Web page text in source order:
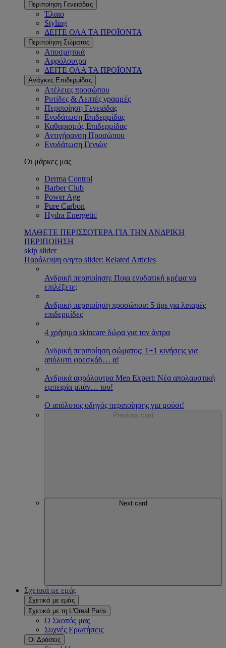
Περιποίηση Γενειάδας
Έλαιο
Styling
ΔΕΙΤΕ ΟΛΑ ΤΑ ΠΡΟΪΟΝΤΑ
Περιποίηση Σώματος
Αποσμητικά
Αφρόλουτρα
ΔΕΙΤΕ ΟΛΑ ΤΑ ΠΡΟΪΟΝΤΑ
Ανάγκες Επιδερμίδας
Ατέλειες προσώπου
Ρυτίδες & Λεπτές γραμμές
Περιποίηση Γενειάδας
Ενυδάτωση Επιδερμίδας
Καθαρισμός Επιδερμίδας
Αντιγήρανση Προσώπου
Ενυδάτωση Γενιών
Οι μάρκες μας
Derma Control
Barber Club
Power Age
Pure Carbon
Hydra Energetic
ΜΑΘΕΤΕ ΠΕΡΙΣΣΟΤΕΡΑ ΓΙΑ ΤΗΝ ΑΝΔΡΙΚΗ
ΠΕΡΙΠΟΙΗΣΗ
skip slider
Παράλειψη ο/η/το slider: Related Articles
Ανδρική περιποίηση: Ποια ενυδατική κρέμα να
επιλέξετε;
Ανδρική περιποίηση προσώπου: 5 tips για λιπαρές
επιδερμίδες
4 χρήσιμα skincare δώρα για τον άντρα
Ανδρική περιποίηση σώματος: 1+1 κινήσεις για
απόλυτη φρεσκάδ… α!
Ανδρικά αφρόλουτρα Men Expert: Νέα απολαυστική
εμπειρία μπάν… ιου!
Ο απόλυτος οδηγός περιποίησης για μούσι!
Previous card
Next card
Σχετικά με εμάς
Σχετικά με εμάς
Σχετικά με τη L'Oreal Paris
Ο Σκοπός μας
Συχνές Ερωτήσεις
Οι Δράσεις